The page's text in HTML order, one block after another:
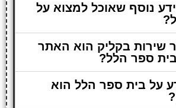
נוסף שאוכל למצוא על
בקליק הוא האתר
ספר הלל?
על בית ספר הלל הוא